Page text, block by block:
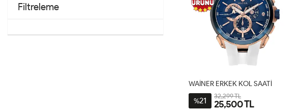
Filtreleme
WAİNER ERKEK KOL SAATİ
%21 32,299 TL
25,500 TL